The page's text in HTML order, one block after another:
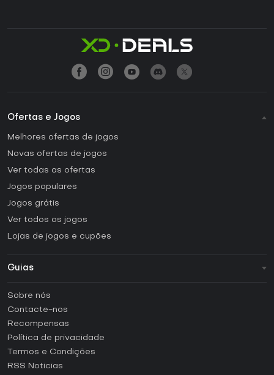
Ofertas e Jogos
Melhores ofertas de jogos
Novas ofertas de jogos
Ver todas as ofertas
Jogos populares
Jogos grátis
Ver todos os jogos
Lojas de jogos e cupões
Guias
Como ativar uma CD Key Steam?
Como ativar uma CD Key Epic Games?
Como ativar uma CD Key GOG?
Como ativar uma CD Key Ubisoft Connect?
Sobre nós
Contacte-nos
Recompensas
Política de privacidade
Termos e Condições
RSS Noticias